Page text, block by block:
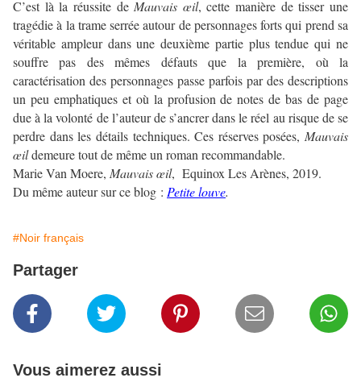
C’est là la réussite de Mauvais œil, cette manière de tisser une
tragédie à la trame serrée autour de personnages forts qui prend sa
véritable ampleur dans une deuxième partie plus tendue qui ne
souffre pas des mêmes défauts que la première, où la
caractérisation des personnages passe parfois par des descriptions
un peu emphatiques et où la profusion de notes de bas de page
due à la volonté de l’auteur de s’ancrer dans le réel au risque de se
perdre dans les détails techniques. Ces réserves posées, Mauvais
œildemeure tout de même un roman recommandable.
Marie Van Moere, Mauvais œil, Equinox Les Arènes, 2019.
Du même auteur sur ce blog : Petite louve.
#Noir français
Partager
Vous aimerez aussi